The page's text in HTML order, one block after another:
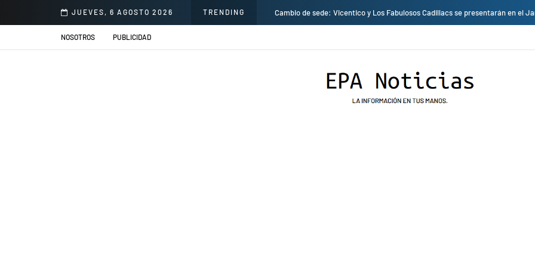
JUEVES, 6 AGOSTO 2026 TRENDING
se presentarán en el Jardín de la Cerveza Arequipeña Empresas privadas donan equipos al hospital Honorio Delgado para mejorar
NOSOTROS PUBLICIDAD